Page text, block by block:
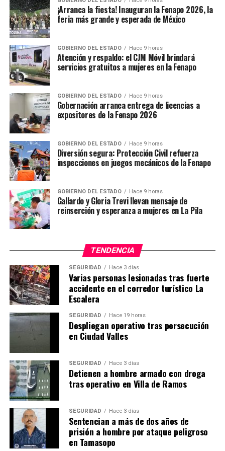
compañero
Enrique Floresde ser parte de la“ecuación
corrupta”donde en video detalló cómo operaban los
diputados y gente de la Auditoría para extorsionar a los
presidentes municipales y así poder borrar todas las
observaciones en su contra, informó CO.
Desde diciembre del 2017 existe una denuncia penal en
contra de exfuncionarios de la Auditoría Superior del
Estado por este presunto fraude y hoy se define si son
vinculados a proceso la mayoría de los involucrados.
“Es importante recordar
que la persona física que
apareció facturando esa
fiesta de nombre Francisco
Benjamín Lozano Canseco
curiosamente también le
facturaba apoyos
legislativos en el Congreso
Estatal a Manuel Barrera.
Demasiadas coincidencias.
En su momento está
persona al ser localizado en
Aguascalientes por un
reportero de La Jornada se
mostró asombrado que su
nombre y datos
aparecieran en las
facturas”, agregaron.
¡Arranca la fiesta! Inauguran la Fenapo 2026, la
feria más grande y esperada de México
GOBIERNO DEL ESTADO Hace 9 horas
Atención y respaldo: el CJM Móvil brindará
servicios gratuitos a mujeres en la Fenapo
GOBIERNO DEL ESTADO Hace 9 horas
Gobernación arranca entrega de licencias a
expositores de la Fenapo 2026
GOBIERNO DEL ESTADO Hace 9 horas
Diversión segura: Protección Civil refuerza
inspecciones en juegos mecánicos de la Fenapo
GOBIERNO DEL ESTADO Hace 9 horas
Gallardo y Gloria Trevi llevan mensaje de
reinserción y esperanza a mujeres en La Pila
TENDENCIA
SEGURIDAD Hace 3 días
Varias personas lesionadas tras fuerte
accidente en el corredor turístico La
Escalera
SEGURIDAD Hace 19 horas
Despliegan operativo tras persecución
en Ciudad Valles
SEGURIDAD Hace 3 días
Detienen a hombre armado con droga
tras operativo en Villa de Ramos
SEGURIDAD Hace 3 días
Sentencian a más de dos años de
prisión a hombre por ataque peligroso
en Tamasopo